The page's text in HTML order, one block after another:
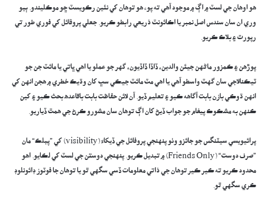
هو اوهان جي لسٽ ۾ اڳ ۾ موجود آهي ته پوء هو توهان کي نئين رڪويسٽ ڇو موڪليندو. ٻيو
وري ان سان سندس اصل نمبر يا اڪائونٽ ذريعي رابطو ڪريو. جعلي پروفائل کي فوري طور تي
رپورٽ ۽ بلاڪ ڪريو.
پوڙهن ۽ ڪمزور ماڻهن جيئن والدين، ڏاڏا ڏاڏيون، گهر جو عملو يا اهي ڀاتي يا مائٽ جن جو
ٽيڪنالاجي سان گهٽ واسطو آهي يا اهي مٽ مائٽ جيڪي سڀ کان وڌيڪ خطري ۾ هجن انهن کي
انهن ڌوڪي بازن بابت آگاهه ڪيو ۽ تعليم ڏيو. آن لائن حفاظت بابت باقاعده بحث ڪيو ۽ کين
ڪنهن به مشڪوڪ پيغام جو جواب ڏيڻ کان اڳ توهان سان مشورو ڪرڻ جي همٿ ڏياريو.
پرائيويسي سيٽنگس جو جائزو وٺو پنهنجي پروفائل جي ڏيکاءَ (visibility) کي ”پبلڪ“ مان
”صرف دوست“ (Friends Only) ۾ تبديل ڪريو. پنهنجي دوستن جي لسٽ کي لڪايو. اهو
محدود ڪريو ته ڪير ڪير توهان جي ذاتي معلومات ڏسي سگهي ٿو يا توهان جا فوٽوز ڊائونلوڊ
ڪري سگهي ٿو.